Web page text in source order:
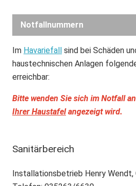
Notfallnummern
Im Havariefall
sind bei Schäden
haustechnischen Anlagen
erreichbar:
Bitte wenden Sie sich im Notfall
Ihrer Haustafelangezeigt wird.
Sanitärbereich
Installationsbetrieb Henry Wendt,